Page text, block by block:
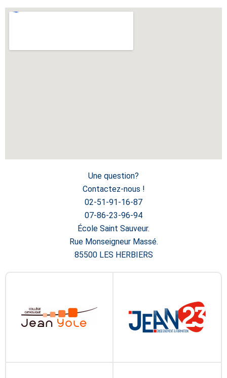
Une question?
Contactez-nous !
02-51-91-16-87
07-86-23-96-94
École Saint Sauveur.
Rue Monseigneur Massé.
85500 LES HERBIERS